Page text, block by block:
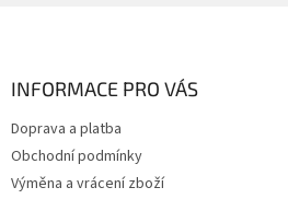
INFORMACE PRO VÁS
Doprava a platba
Obchodní podmínky
Výměna a vrácení zboží